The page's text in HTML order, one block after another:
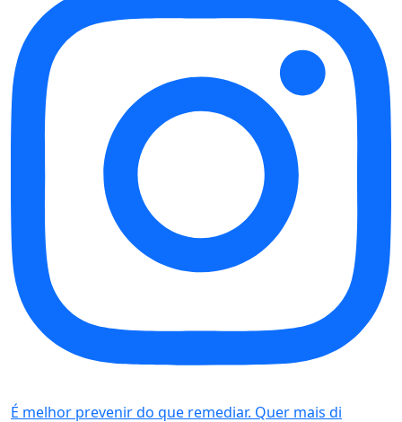
É melhor prevenir do que remediar. Quer mais di